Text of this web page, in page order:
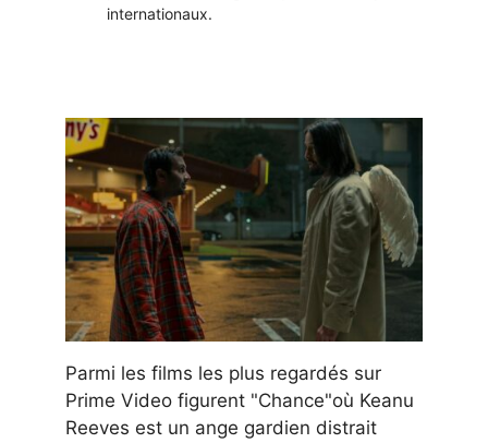
internationaux.
Parmi les films les plus regardés sur
Prime Video figurent "Chance"où Keanu
Reeves est un ange gardien distrait